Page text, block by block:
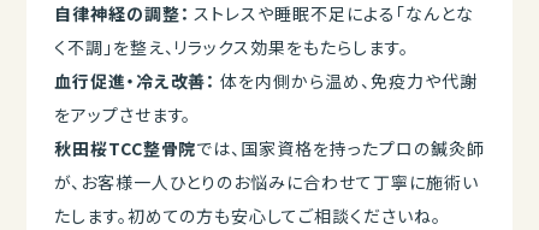
自律神経の調整： ストレスや睡眠不足による「なんとな
く不調」を整え、リラックス効果をもたらします。
血行促進・冷え改善： 体を内側から温め、免疫力や代謝
をアップさせます。
秋田桜TCC整骨院では、国家資格を持ったプロの鍼灸師
が、お客様一人ひとりのお悩みに合わせて丁寧に施術い
たします。初めての方も安心してご相談くださいね。